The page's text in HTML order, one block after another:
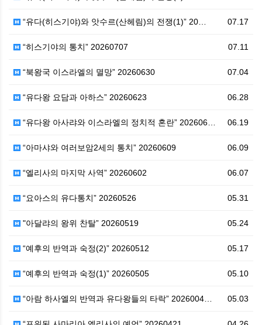
07.17
“유다(히스기야)와 앗수르(산헤림)의 전쟁(1)” 20…
07.11
“히스기야의 통치” 20260707
07.04
“북왕국 이스라엘의 멸망” 20260630
06.28
“유다왕 요담과 아하스” 20260623
06.19
“유다왕 아사랴와 이스라엘의 정치적 혼란” 202606…
06.09
“아마샤와 여러보암2세의 통치” 20260609
06.07
“엘리사의 마지막 사역” 20260602
05.31
“요아스의 유다통치” 20260526
05.24
"아달랴의 왕위 찬탈” 20260519
05.17
“예후의 반역과 숙정(2)” 20260512
05.10
“예후의 반역과 숙정(1)” 20260505
05.03
“아람 하사엘의 반역과 유다왕들의 타락” 2026004…